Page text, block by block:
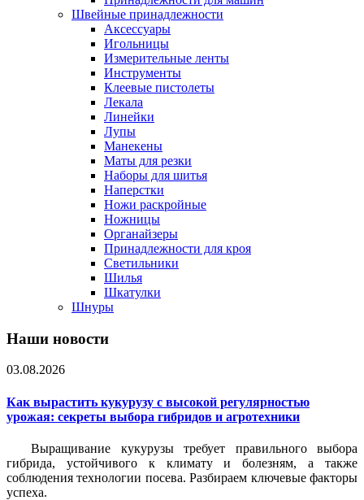
Швейные принадлежности
Аксессуары
Игольницы
Измерительные ленты
Инструменты
Клеевые пистолеты
Лекала
Линейки
Лупы
Манекены
Маты для резки
Наборы для шитья
Наперстки
Ножи раскройные
Ножницы
Органайзеры
Принадлежности для кроя
Светильники
Шилья
Шкатулки
Шнуры
Наши новости
03.08.2026
Как вырастить кукурузу с высокой регулярностью
урожая: секреты выбора гибридов и агротехники
Выращивание кукурузы требует правильного выбора
гибрида, устойчивого к климату и болезням, а также
соблюдения технологии посева. Разбираем ключевые факторы
успеха.